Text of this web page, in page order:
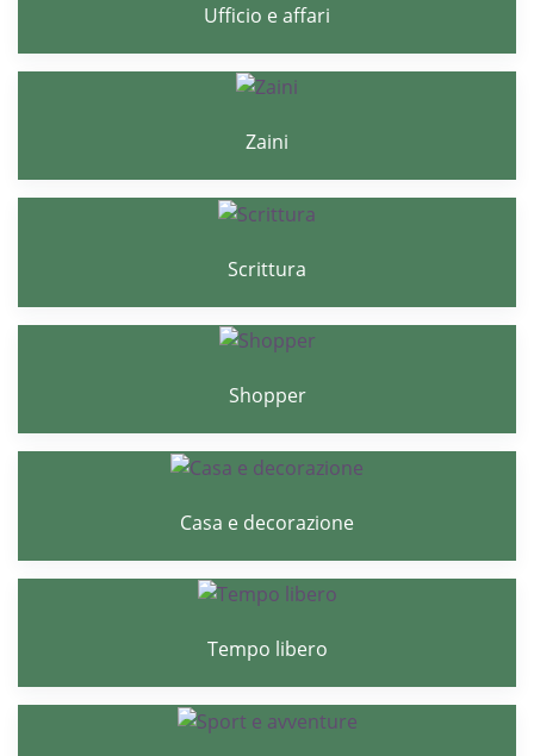
Ufficio e affari
Zaini
Scrittura
Shopper
Casa e decorazione
Tempo libero